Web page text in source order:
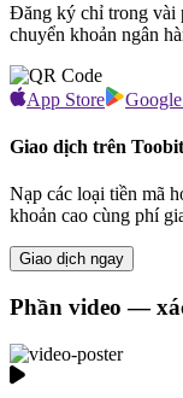
Đăng ký chỉ trong vài
chuyển khoản ngân
App Store
Giao dịch trên Toobit
Nạp các loại tiền mã
khoản cao cùng phí
Giao dịch ngay
Phần video —